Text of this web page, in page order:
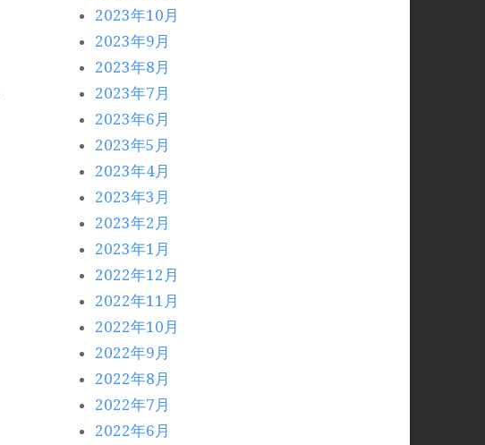
2023年10月
2023年9月
2023年8月
2023年7月
2023年6月
2023年5月
2023年4月
2023年3月
2023年2月
2023年1月
2022年12月
2022年11月
2022年10月
2022年9月
2022年8月
2022年7月
2022年6月